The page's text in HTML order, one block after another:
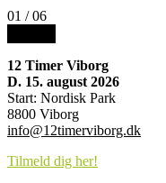
01 / 06
12 Timer Viborg
D. 15. august 2026
Start: Nordisk Park
8800 Viborg
info@12timerviborg.dk
Tilmeld dig her!